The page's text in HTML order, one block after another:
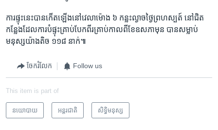
ការ​ផ្ទុះ​នេះ​បាន​កើត​ឡើង​នៅ​វេលា​ម៉ោង​ ៦​ កន្លះ​ល្ងាច​ថ្ងៃ​ព្រហស្បត៍ នៅ​ជិត​
កន្លែង​ដែល​ការ​បំផ្ទុះគ្រាប់​បែកពីរ​គ្រាប់​កាល​ពី​ខែ​ឧសភា​មុន​ បាន​សម្លាប់​
មនុស្សយ៉ាង​តិច​ ១១៨​ នាក់៕
ចែករំលែក Follow us
This item is part of
នយោបាយ អន្តរជាតិ សិទ្ធិ​មនុស្ស